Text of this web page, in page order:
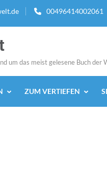
00496414002061
um das meist gelesene Buch der
ZUM VERTIEFEN